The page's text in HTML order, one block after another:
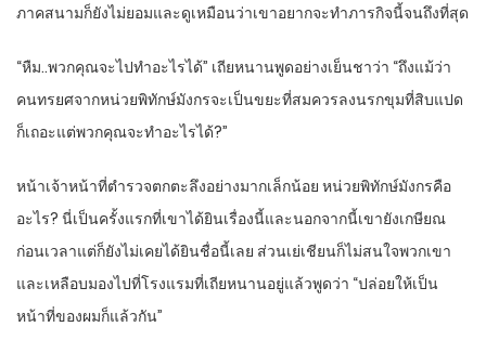
ภาคสนามก็ยังไม่ยอมและดูเหมือนว่าเขาอยากจะทำภารกิจนี้จนถึงที่สุด
“หืม..พวกคุณจะไปทำอะไรได้” เถียหนานพูดอย่างเย็นชาว่า “ถึงแม้ว่า
คนทรยศจากหน่วยพิทักษ์มังกรจะเป็นขยะที่สมควรลงนรกขุมที่สิบแปด
ก็เถอะแต่พวกคุณจะทำอะไรได้?”
หน้าเจ้าหน้าที่ตำรวจตกตะลึงอย่างมากเล็กน้อย หน่วยพิทักษ์มังกรคือ
อะไร? นี่เป็นครั้งแรกที่เขาได้ยินเรื่องนี้และนอกจากนี้เขายังเกษียณ
ก่อนเวลาแต่ก็ยังไม่เคยได้ยินชื่อนี้เลย ส่วนเย่เชียนก็ไม่สนใจพวกเขา
และเหลือบมองไปที่โรงแรมที่เถียหนานอยู่แล้วพูดว่า “ปล่อยให้เป็น
หน้าที่ของผมก็แล้วกัน”